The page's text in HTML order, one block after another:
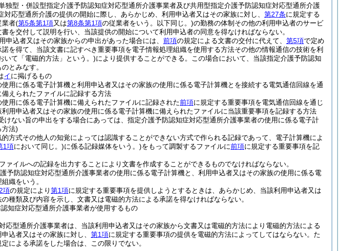
独型・併設型指定介護予防認知症対応型通所介護事業者及び共用型指定介護予防認知症対応型通所介護
対応型通所介護の提供の開始に際し、あらかじめ、利用申込者又はその家族に対し、 第27条に規定する
業者(第5条第1項又は第8条第1項の従業者をいう。以下同じ。)の勤務の体制その他の利用申込者のサービ
を交付して説明を行い、当該提供の開始について利用申込者の同意を得なければならない。
込者又はその家族からの申出があった場合には、 前項の規定による文書の交付に代えて、 第5項で定め
を得て、当該文書に記すべき重要事項を電子情報処理組織を使用する方法その他の情報通信の技術を利
いて「電磁的方法」という。)により提供することができる。
この場合において、当該指定介護予防認知
とみなす。
イに掲げるもの
用に係る電子計算機と利用申込者又はその家族の使用に係る電子計算機とを接続する電気通信回線を通
えられたファイルに記録する方法
用に係る電子計算機に備えられたファイルに記録された前項に規定する重要事項を電気通信回線を通じ
用申込者又はその家族の使用に係る電子計算機に備えられたファイルに当該重要事項を記録する方法
ない旨の申出をする場合にあっては、指定介護予防認知症対応型通所介護事業者の使用に係る電子計
方法)
方式その他人の知覚によっては認識することができない方式で作られる記録であって、電子計算機によ
1項において同じ。)に係る記録媒体をいう。)をもって調製するファイルに前項に規定する重要事項を記
ァイルへの記録を出力することにより文書を作成することができるものでなければならない。
予防認知症対応型通所介護事業者の使用に係る電子計算機と、利用申込者又はその家族の使用に係る電
織をいう。
項の規定により第1項に規定する重要事項を提供しようとするときは、あらかじめ、当該利用申込者又は
種類及び内容を示し、文書又は電磁的方法による承諾を得なければならない。
知症対応型通所介護事業者が使用するもの
応型通所介護事業者は、当該利用申込者又はその家族から文書又は電磁的方法により電磁的方法による
込者又はその家族に対し、 第1項に規定する重要事項の提供を電磁的方法によってしてはならない。 た
定による承諾をした場合は、この限りでない。